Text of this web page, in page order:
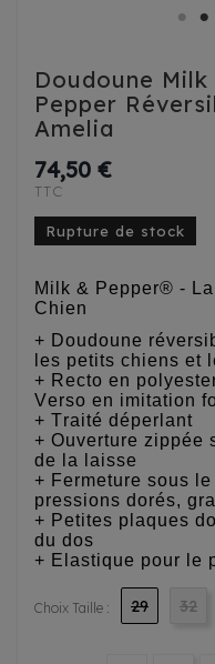
Doudoune Milk
Pepper
Amelia
74,50 €
TTC
Rupture de stock
Milk & Pepper® -
Chien
+ Doudoune
les petits chiens et
+ Recto en
Verso en imitation
+ Traité déperlant
+ Ouverture zippée
de la laisse
+ Fermeture sous
pressions dorés,
+ Petites plaques
du dos
+ Elastique pour le
Choix Taille : 29 32